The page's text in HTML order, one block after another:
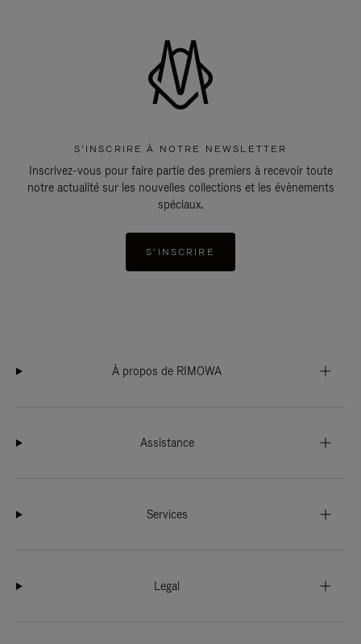
S'INSCRIRE À NOTRE NEWSLETTER
Inscrivez-vous pour faire partie des premiers à recevoir toute
notre actualité sur les nouvelles collections et les évènements
spéciaux.
S'INSCRIRE
À propos de RIMOWA
Assistance
Services
Legal